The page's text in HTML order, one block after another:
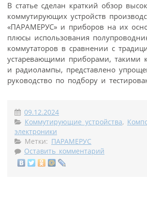
В статье сделан краткий обзор
коммутирующих устройств
«ПАРАМЕРУС» и приборов на их
плюсы использования
коммутаторов в сравнении с
устаревающими приборами, такими
и радиолампы, представлено
руководство по подбору и
09.12.2024
Коммутирующие устройства,
электроники
Метки: ПАРАМЕРУС
Оставить комментарий